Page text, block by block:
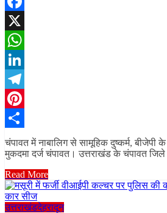
Facebook
X
WhatsApp
LinkedIn
Telegram
Pinterest
Share
चंपावत में नाबालिग से सामूहिक दुष्कर्म, बीजेपी के
मुकदमा दर्ज चंपावत। उत्तराखंड के चंपावत
Read More
उत्तराखंडदेहरादून